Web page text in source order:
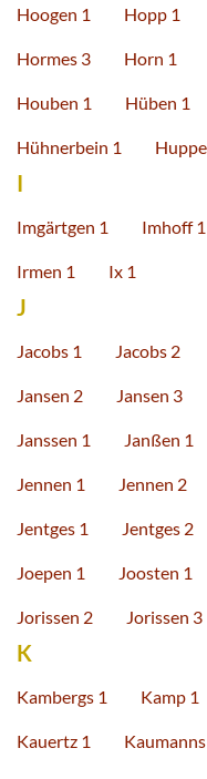
Hoogen 1 Hopp 1
Hormes 3 Horn 1
Houben 1 Hüben 1
Hühnerbein 1
I
Imgärtgen 1 Imhoff 1
Irmen 1 Ix 1
J
Jacobs 1 Jacobs 2
Jansen 2 Jansen 3
Janssen 1 Janßen 1
Jennen 1 Jennen 2
Jentges 1 Jentges 2
Joepen 1 Joosten 1
Jorissen 2 Jorissen 3
K
Kambergs 1 Kamp 1
Kauertz 1 Kaumanns